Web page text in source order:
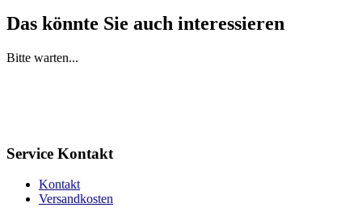
Das könnte Sie auch interessieren
Bitte warten...
Service Kontakt
Kontakt
Versandkosten